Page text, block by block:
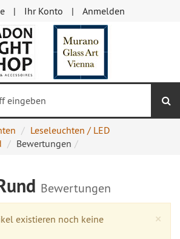
Ihr Konto Anmelden
Leseleuchten / LED
Bewertungen
Bewertungen
×
existieren noch keine